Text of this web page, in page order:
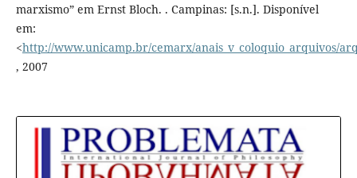
marxismo” em Ernst Bloch. . Campinas: [s.n.]. Disponível
em:
<http://www.unicamp.br/cemarx/anais_v_coloquio_arquivos/
, 2007